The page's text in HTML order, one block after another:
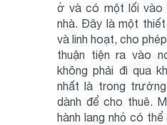
ở và có một lối vào
nhà. Đây là một
và linh hoạt, cho
thuận tiện ra vào
không phải đi qua
nhất là trong
dành để cho thuê.
hành lang nhỏ có